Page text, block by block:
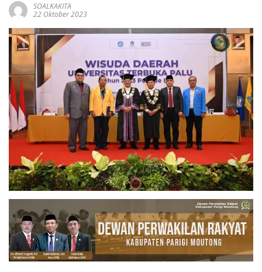
SOALKAKITA
22 Oktober 2023